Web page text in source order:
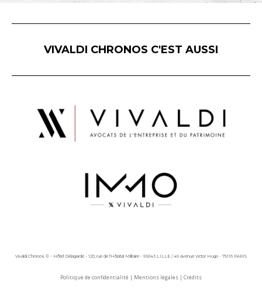
VIVALDI CHRONOS C'EST AUSSI
Vivaldi Chronos © - Hôtel Delagarde - 120, rue de l'Hôpital Militaire - 59043 LILLE / 45 avenue Victor Hugo - 75116 PARIS
Politique de confidentialité | Mentions légales | Crédits